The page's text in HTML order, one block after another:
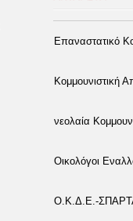
Επαναστατικό
Κομμουνιστική
νεολαία
Οικολόγοι
Ο.Κ.Δ.Ε.-